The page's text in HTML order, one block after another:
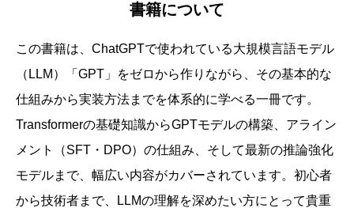
書籍について
この書籍は、ChatGPTで使われている大規模言語モデル
（LLM）「GPT」をゼロから作りながら、その基本的な
仕組みから実装方法までを体系的に学べる一冊です。
Transformerの基礎知識からGPTモデルの構築、アライン
メント（SFT・DPO）の仕組み、そして最新の推論強化
モデルまで、幅広い内容がカバーされています。初心者
から技術者まで、LLMの理解を深めたい方にとって貴重